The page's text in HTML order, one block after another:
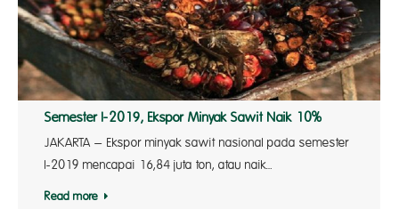
Semester I-2019, Ekspor Minyak Sawit Naik 10%
JAKARTA – Ekspor minyak sawit nasional pada semester
I-2019 mencapai 16,84 juta ton, atau naik…
Read more